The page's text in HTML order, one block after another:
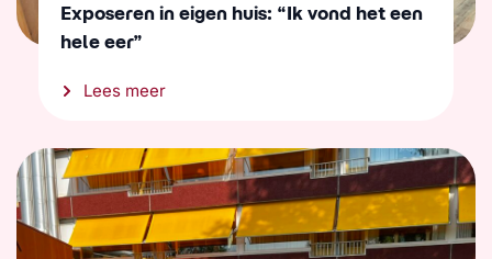
Exposeren in eigen huis: “Ik vond het een
hele eer”
Lees meer